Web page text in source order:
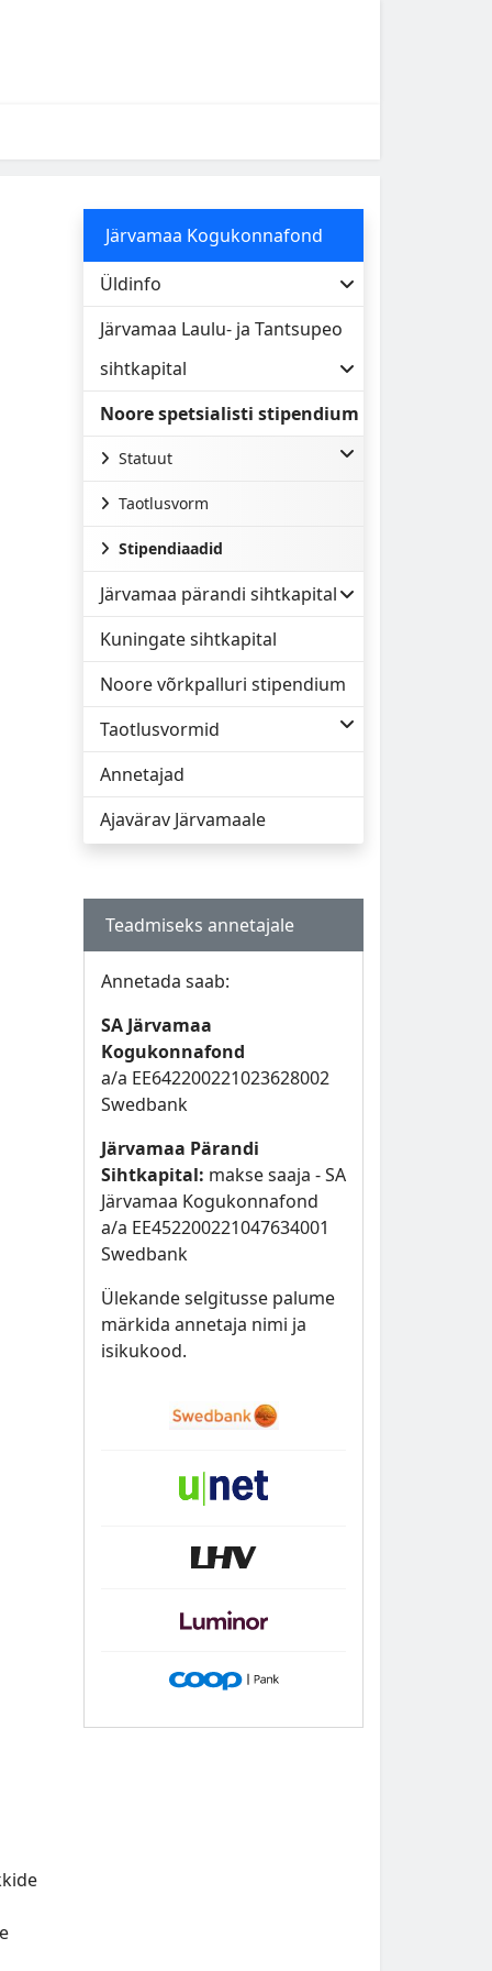
Järvamaa Kogukonnafond
Üldinfo
Järvamaa Laulu- ja Tantsupeo
sihtkapital
Noore spetsialisti stipendium
Statuut
Taotlusvorm
Stipendiaadid
Järvamaa pärandi sihtkapital
Kuningate sihtkapital
Noore võrkpalluri stipendium
Taotlusvormid
Annetajad
Ajavärav Järvamaale
Teadmiseks annetajale
Annetada saab:
SA Järvamaa
Kogukonnafond
a/a EE642200221023628002
Swedbank
Järvamaa Pärandi
Sihtkapital: makse saaja - SA
Järvamaa Kogukonnafond
a/a EE452200221047634001
Swedbank
Ülekande selgitusse palume
märkida annetaja nimi ja
isikukood.